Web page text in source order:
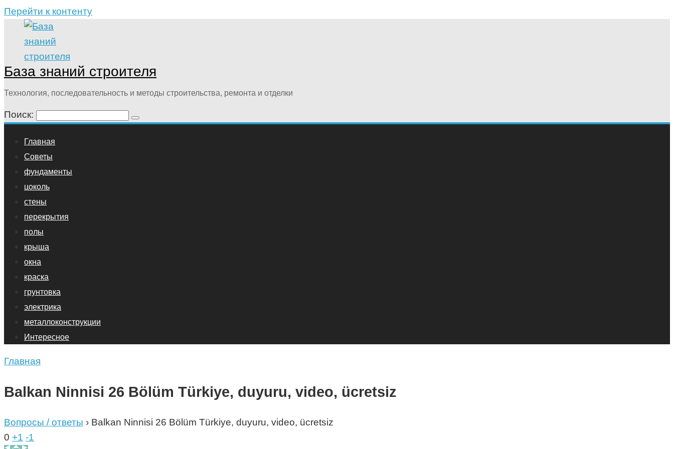
Перейти к контенту
База знаний строителя
Технология, последовательность и методы строительства, ремонта и отделки
Поиск:
Главная
Советы
фундаменты
цоколь
стены
перекрытия
полы
крыша
окна
краска
грунтовка
электрика
металлоконструкции
Интересное
Главная
Balkan Ninnisi 26 Bölüm Türkiye, duyuru, video, ücretsiz
Вопросы / ответы › Balkan Ninnisi 26 Bölüm Türkiye, duyuru, video, ücretsiz
0 +1 -1